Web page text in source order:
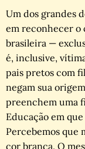
Um dos grandes
em reconhecer o
brasileira —
é, inclusive,
pais pretos com
negam sua
preenchem uma
Educação em
Percebemos que
cor branca. O